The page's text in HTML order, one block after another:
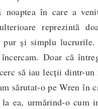
noaptea în care a
reprezintă
şi simplu lucrurile.
Doar că
să iau lecţii dintr-un
sărutat-o pe Wren în
ea, urmărind-o cum